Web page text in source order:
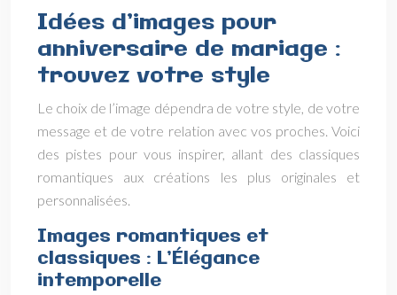
Idées d’images pour
anniversaire de mariage :
trouvez votre style
Le choix de l’image dépendra de votre style, de votre
message et de votre relation avec vos proches. Voici
des pistes pour vous inspirer, allant des classiques
romantiques aux créations les plus originales et
personnalisées.
Images romantiques et
classiques : L’Élégance
intemporelle